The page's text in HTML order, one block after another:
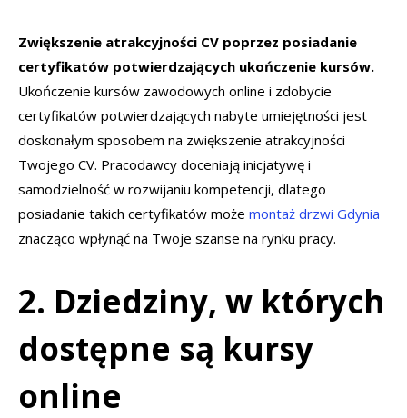
Zwiększenie atrakcyjności CV poprzez posiadanie
certyfikatów potwierdzających ukończenie kursów.
Ukończenie kursów zawodowych online i zdobycie
certyfikatów potwierdzających nabyte umiejętności jest
doskonałym sposobem na zwiększenie atrakcyjności
Twojego CV. Pracodawcy doceniają inicjatywę i
samodzielność w rozwijaniu kompetencji, dlatego
posiadanie takich certyfikatów może montaż drzwi Gdynia
znacząco wpłynąć na Twoje szanse na rynku pracy.
2. Dziedziny, w których
dostępne są kursy
online